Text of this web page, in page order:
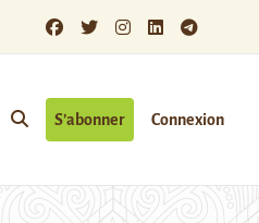
S’abonner Connexion